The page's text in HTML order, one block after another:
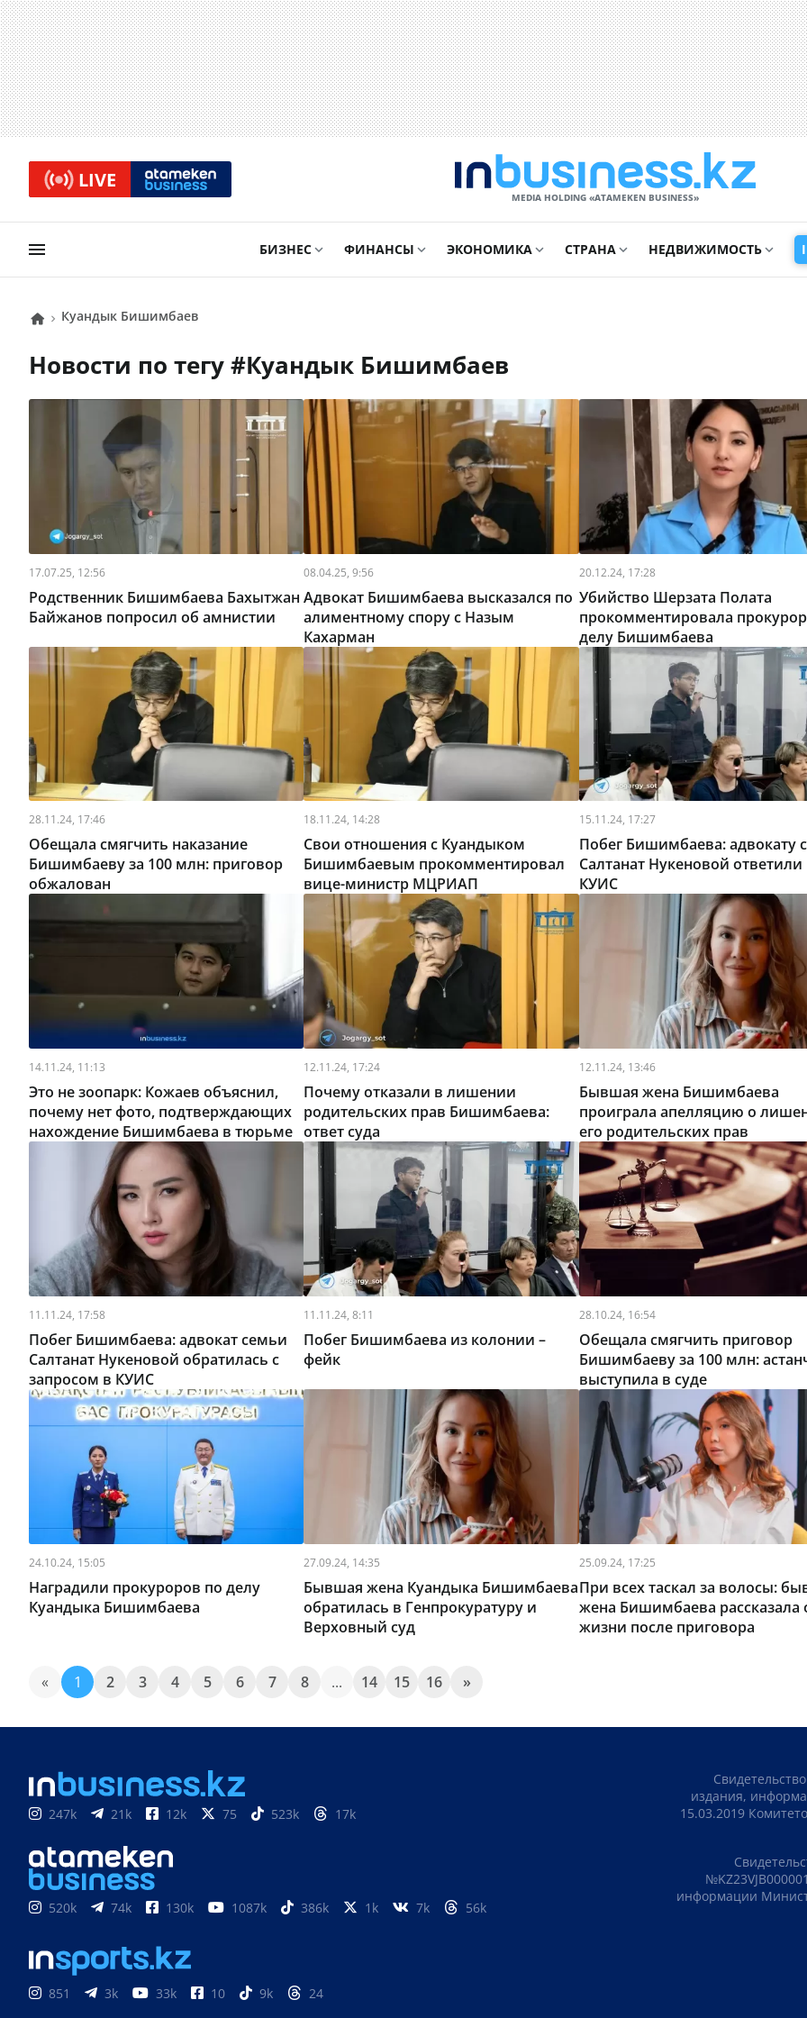
LIVE
MEDIA HOLDING «ATAMEKЕN BUSINESS»
БИЗНЕС ФИНАНСЫ ЭКОНОМИКА СТРАНА НЕДВИЖИМОСТЬ
Куандык Бишимбаев
Новости по тегу # Куандык Бишимбаев
17.07.25, 12:56
Родственник Бишимбаева Бахытжан
Байжанов попросил об амнистии
08.04.25, 9:56
Адвокат Бишимбаева высказался по
алиментному спору с Назым
Кахарман
20.12.24, 17:28
Убийство Шерзата Полата
прокомментировала
делу Бишимбаева
28.11.24, 17:46
Обещала смягчить наказание
Бишимбаеву за 100 млн: приговор
обжалован
18.11.24, 14:28
Свои отношения с Куандыком
Бишимбаевым прокомментировал
вице-министр МЦРИАП
15.11.24, 17:27
Побег Бишимбаева: адвокату
Салтанат Нукеновой ответили
КУИС
14.11.24, 11:13
Это не зоопарк: Кожаев объяснил,
почему нет фото, подтверждающих
нахождение Бишимбаева в тюрьме
12.11.24, 17:24
Почему отказали в лишении
родительских прав Бишимбаева:
ответ суда
12.11.24, 13:46
Бывшая жена Бишимбаева
проиграла апелляцию о
его родительских прав
11.11.24, 17:58
Побег Бишимбаева: адвокат семьи
Салтанат Нукеновой обратилась с
запросом в КУИС
11.11.24, 8:11
Побег Бишимбаева из колонии –
фейк
28.10.24, 16:54
Обещала смягчить приговор
Бишимбаеву за 100 млн:
выступила в суде
24.10.24, 15:05
Наградили прокуроров по делу
Куандыка Бишимбаева
27.09.24, 14:35
Бывшая жена Куандыка Бишимбаева
обратилась в Генпрокуратуру и
Верховный суд
25.09.24, 17:25
При всех таскал за волосы:
жена Бишимбаева рассказала
жизни после приговора
« 1 2 3 4 5 6 7 8 ... 14 15 16 »
247k 21k 12k 75 523k 17k
520k 74k 130k 1087k 386k 1k 7k 56k
851 3k 33k 10 9k 24
издания,
15.03.2019
информации